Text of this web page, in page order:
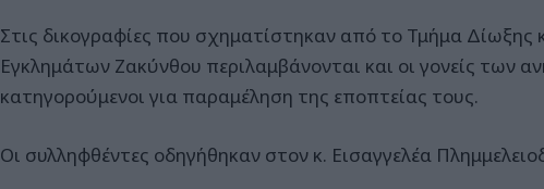
Στις δικογραφίες που σχηματίστηκαν από το Τμήμα Δίωξης
Εγκλημάτων Ζακύνθου περιλαμβάνονται και οι γονείς των
κατηγορούμενοι για παραμέληση της εποπτείας τους.
Οι συλληφθέντες οδηγήθηκαν στον κ. Εισαγγελέα